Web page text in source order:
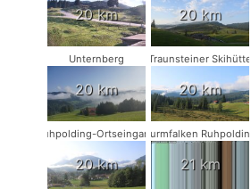
20 km 20 km
Unternberg
20 km
Traunsteiner Skihütte
20 km
Ruhpolding-Ortseingang
20 km
Turmfalken Ruhpolding
21 km